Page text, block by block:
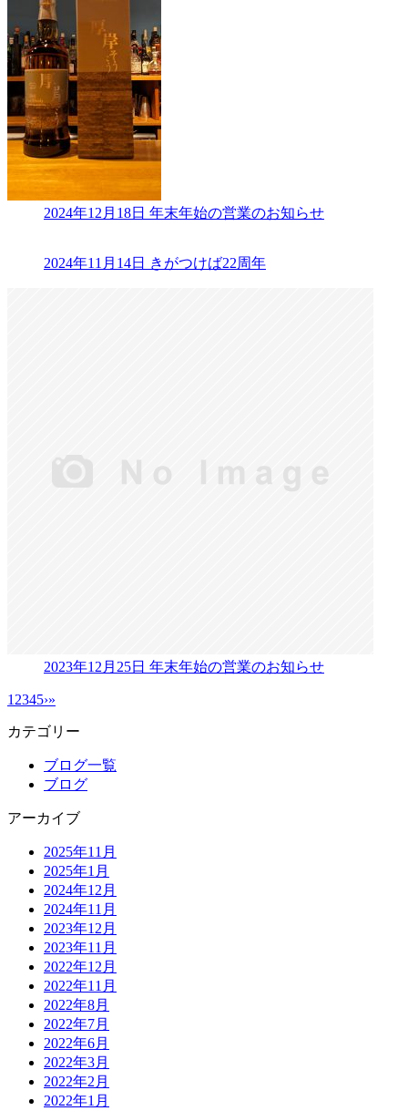
2024年12月18日 年末年始の営業のお知らせ
2024年11月14日 きがつけば22周年
2023年12月25日 年末年始の営業のお知らせ
12345›»
カテゴリー
ブログ一覧
ブログ
アーカイブ
2025年11月
2025年1月
2024年12月
2024年11月
2023年12月
2023年11月
2022年12月
2022年11月
2022年8月
2022年7月
2022年6月
2022年3月
2022年2月
2022年1月